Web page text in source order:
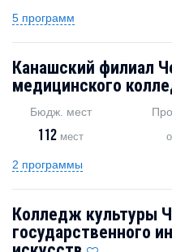
5 программ
Канашский филиал
медицинского
Бюдж. мест
112 мест
2 программы
Колледж культуры
государственного